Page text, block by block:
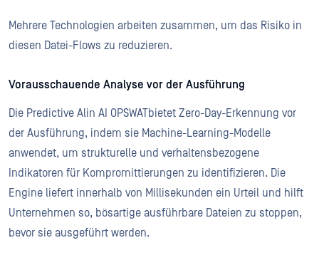
Mehrere Technologien arbeiten zusammen, um das Risiko in
diesen Datei-Flows zu reduzieren.
Vorausschauende Analyse vor der Ausführung
Die Predictive Alin AI OPSWATbietet Zero-Day-Erkennung vor
der Ausführung, indem sie Machine-Learning-Modelle
anwendet, um strukturelle und verhaltensbezogene
Indikatoren für Kompromittierungen zu identifizieren. Die
Engine liefert innerhalb von Millisekunden ein Urteil und hilft
Unternehmen so, bösartige ausführbare Dateien zu stoppen,
bevor sie ausgeführt werden.